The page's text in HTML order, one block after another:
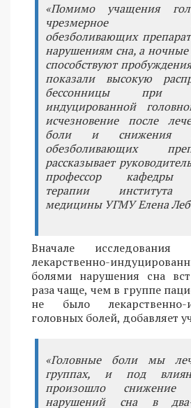
«Помимо учащения
чрезмерное
обезболивающих
нарушениям сна, а
способствуют
показали высокую
бессонницы при
индуцированной
исчезновение после
боли и снижения
обезболивающих
рассказывает
профессор кафедры
терапии института
медицины УГМУ Елена
Вначале
лекарственно-
болями нарушения сна
раза чаще, чем в группе
не было лекарственно-
головных болей, добавляет
«Головные боли мы
группах, и под
произошло снижение
нарушений сна в